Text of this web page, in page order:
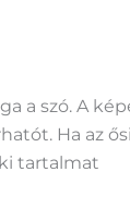
a szó. A
Ha az
tartalmat